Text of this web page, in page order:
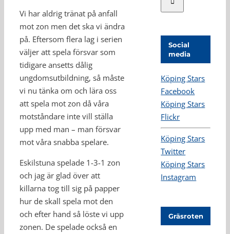
Vi har aldrig tränat på anfall
mot zon men det ska vi ändra
på. Eftersom flera lag i serien
väljer att spela försvar som
tidigare ansetts dålig
ungdomsutbildning, så måste
vi nu tänka om och lära oss
att spela mot zon då våra
motståndare inte vill ställa
upp med man – man försvar
mot våra snabba spelare.
Eskilstuna spelade 1-3-1 zon
och jag är glad över att
killarna tog till sig på papper
hur de skall spela mot den
och efter hand så löste vi upp
zonen. De spelade också en
Social
media
Köping Stars
Facebook
Köping Stars
Flickr
Köping Stars
Twitter
Köping Stars
Instagram
Gräsroten